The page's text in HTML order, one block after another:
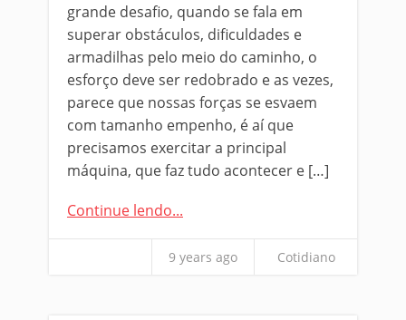
grande desafio, quando se fala em
superar obstáculos, dificuldades e
armadilhas pelo meio do caminho, o
esforço deve ser redobrado e as vezes,
parece que nossas forças se esvaem
com tamanho empenho, é aí que
precisamos exercitar a principal
máquina, que faz tudo acontecer e […]
Continue lendo...
9 years ago Cotidiano